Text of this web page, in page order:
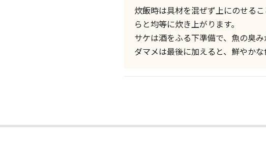
炊飯時は具材を混ぜず上にのせる
らと均等に炊き上がります。
サケは酒をふる下準備で、魚の臭
ダマメは最後に加えると、鮮やかな